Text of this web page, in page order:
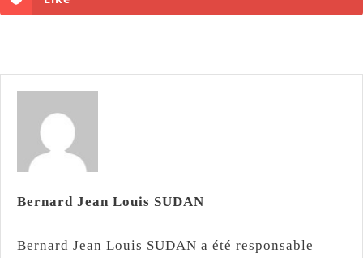
Bernard Jean Louis SUDAN
Bernard Jean Louis SUDAN a été responsable